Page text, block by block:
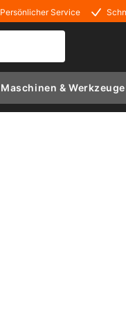
Persönlicher Service
Maschinen & Werkzeuge